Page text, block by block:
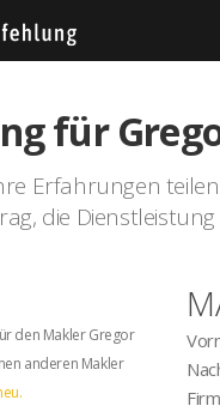
für
Erfahrungen
die
den Makler Gregor
anderen Makler